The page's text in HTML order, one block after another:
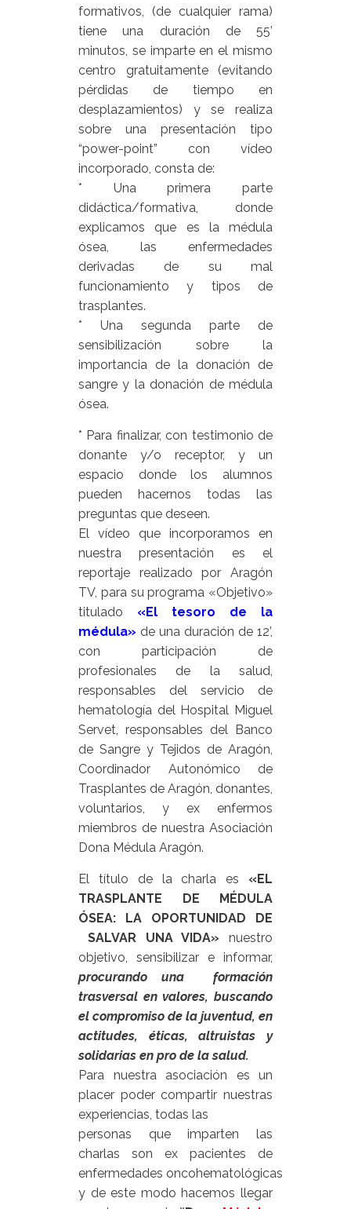
formativos, (de cualquier rama)
tiene una duración de 55’
minutos, se imparte en el mismo
centro gratuitamente (evitando
pérdidas de tiempo en
desplazamientos) y se realiza
sobre una presentación tipo
“power-point” con vídeo
incorporado, consta de:
* Una primera parte
didáctica/formativa, donde
explicamos que es la médula
ósea, las enfermedades
derivadas de su mal
funcionamiento y tipos de
trasplantes.
* Una segunda parte de
sensibilización sobre la
importancia de la donación de
sangre y la donación de médula
ósea.
* Para finalizar, con testimonio de
donante y/o receptor, y un
espacio donde los alumnos
pueden hacernos todas las
preguntas que deseen.
El vídeo que incorporamos en
nuestra presentación es el
reportaje realizado por Aragón
TV, para su programa «Objetivo»
titulado «El tesoro de la
médula» de una duración de 12’,
con participación de
profesionales de la salud,
responsables del servicio de
hematología del Hospital Miguel
Servet, responsables del Banco
de Sangre y Tejidos de Aragón,
Coordinador Autonómico de
Trasplantes de Aragón, donantes,
voluntarios, y ex enfermos
miembros de nuestra Asociación
Dona Médula Aragón.
El título de la charla es «EL
TRASPLANTE DE MÉDULA
ÓSEA: LA OPORTUNIDAD DE
SALVAR UNA VIDA» nuestro
objetivo, sensibilizar e informar,
procurando una formación
trasversal en valores, buscando
el compromiso de la juventud, en
actitudes, éticas, altruistas y
solidarias en pro de la salud.
Para nuestra asociación es un
placer poder compartir nuestras
experiencias, todas las
personas que imparten las
charlas son ex pacientes de
enfermedades oncohematológicas
y de este modo hacemos llegar